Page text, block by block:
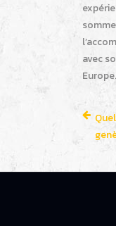
avec
Europe.